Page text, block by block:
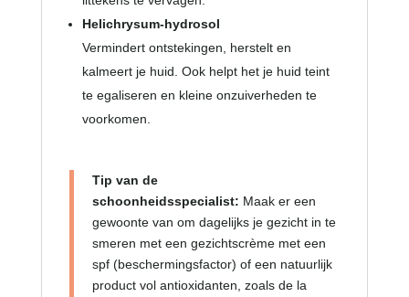
Helichrysum-hydrosol
Vermindert ontstekingen, herstelt en
kalmeert je huid. Ook helpt het je huid teint
te egaliseren en kleine onzuiverheden te
voorkomen.
Tip van de
schoonheidsspecialist: Maak er een
gewoonte van om dagelijks je gezicht in te
smeren met een gezichtscrème met een
spf (beschermingsfactor) of een natuurlijk
product vol antioxidanten, zoals de la